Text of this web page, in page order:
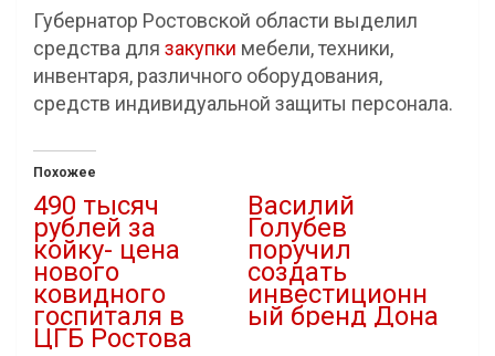
Губернатор Ростовской области выделил
средства для закупки мебели, техники,
инвентаря, различного оборудования,
средств индивидуальной защиты персонала.
Похожее
490 тысяч
рублей за
койку- цена
нового
ковидного
госпиталя в
ЦГБ Ростова
Василий
Голубев
поручил
создать
инвестиционн
ый бренд Дона